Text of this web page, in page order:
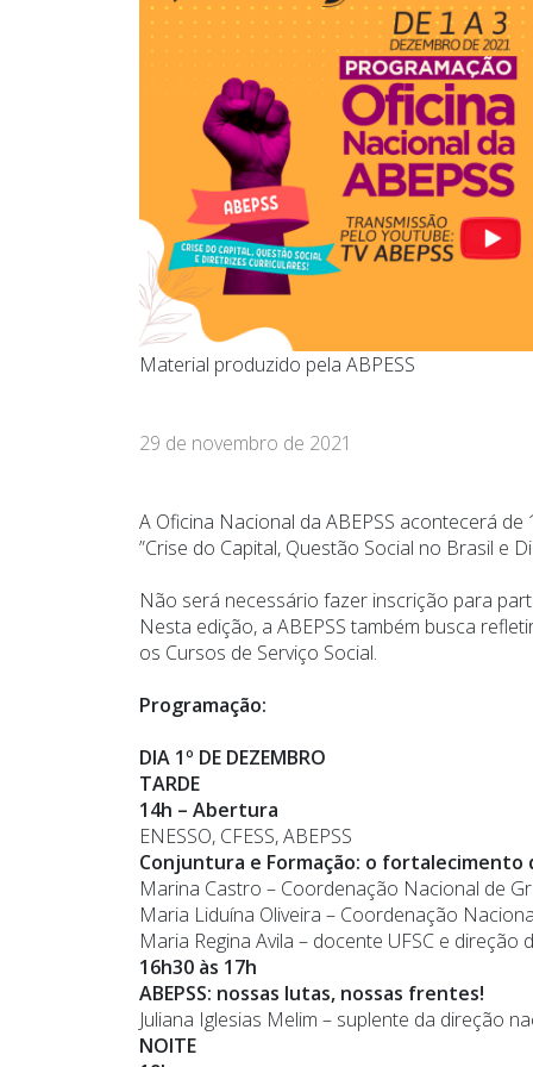
Material produzido pela ABPESS
29 de novembro de 2021
A Oficina Nacional da ABEPSS acontecerá
”Crise do Capital, Questão Social no Brasil e
Não será necessário fazer inscrição para
Nesta edição, a ABEPSS também busca
os Cursos de Serviço Social.
Programação:
DIA 1º DE DEZEMBRO
TARDE
14h – Abertura
ENESSO, CFESS, ABEPSS
Conjuntura e Formação: o
Marina Castro – Coordenação Nacional de
Maria Liduína Oliveira – Coordenação
Maria Regina Avila – docente UFSC e direção
16h30 às 17h
ABEPSS: nossas lutas, nossas frentes!
Juliana Iglesias Melim – suplente da direção
NOITE